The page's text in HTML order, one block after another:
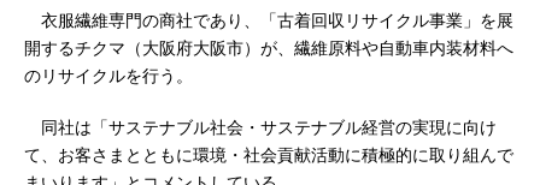
衣服繊維専門の商社であり、「古着回収リサイクル事業」を展
開するチクマ（大阪府大阪市）が、繊維原料や自動車内装材料へ
のリサイクルを行う。
同社は「サステナブル社会・サステナブル経営の実現に向け
て、お客さまとともに環境・社会貢献活動に積極的に取り組んで